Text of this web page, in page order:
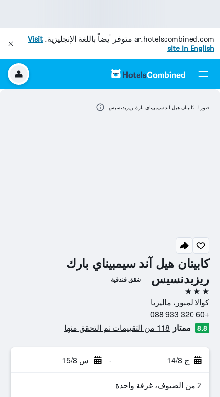
ar.hotelscombined.com متوفر أيضاً باللغة الإنجليزية.Visit
site in English
كابيتان هيل آند سيمبيناي بارك
ريزيدنسيس
شقق فندقية
3 نجوم
كوالا لمبور، ماليزيا
+60 320 933 088
8.8 ممتاز 118 من التقييمات تم التحقق منها
ج 14/8 - س 15/8
2 من الضيوف، غرفة واحدة
صور لـ كابيتان هيل آند سيمبيناي بارك ريزيدنسيس